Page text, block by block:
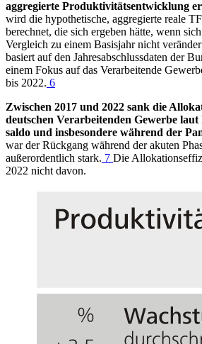
aggregierte Produktivitätsentwicklung
wird die hypothetische, aggregierte reale
berechnet, die sich ergeben hätte, wenn
Vergleich zu einem Basisjahr nicht
basiert auf den Jahresabschlussdaten der
einem Fokus auf das Verarbeitende
bis 2022. 6
Zwischen 2017 und 2022 sank die
deutschen Verarbeitenden Gewerbe
saldo und insbesondere während der
war der Rückgang während der akuten
außerordentlich stark. 7 Die
2022 nicht davon.